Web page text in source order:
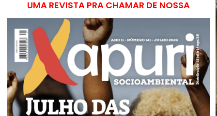
UMA REVISTA PRA CHAMAR DE NOSSA